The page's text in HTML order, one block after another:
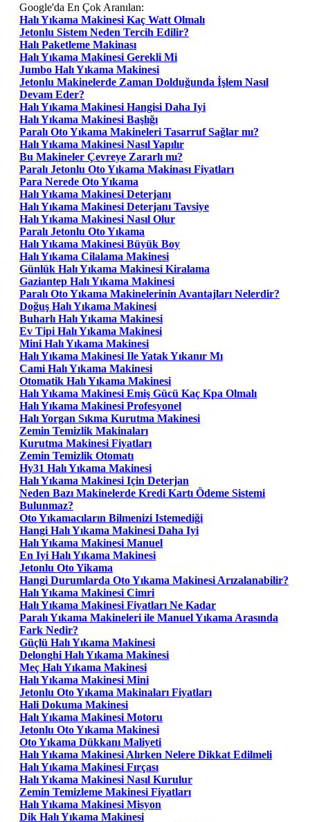
Google'da En Çok Aranılan:
Halı Yıkama Makinesi Kaç Watt Olmalı
Jetonlu Sistem Neden Tercih Edilir?
Halı Paketleme Makinası
Halı Yıkama Makinesi Gerekli Mi
Jumbo Halı Yıkama Makinesi
Jetonlu Makinelerde Zaman Dolduğunda İşlem Nasıl
Devam Eder?
Halı Yıkama Makinesi Hangisi Daha Iyi
Halı Yıkama Makinesi Başlığı
Paralı Oto Yıkama Makineleri Tasarruf Sağlar mı?
Halı Yıkama Makinesi Nasıl Yapılır
Bu Makineler Çevreye Zararlı mı?
Paralı Jetonlu Oto Yıkama Makinası Fiyatları
Para Nerede Oto Yıkama
Halı Yıkama Makinesi Deterjanı
Halı Yıkama Makinesi Deterjanı Tavsiye
Halı Yıkama Makinesi Nasıl Olur
Paralı Jetonlu Oto Yıkama
Halı Yıkama Makinesi Büyük Boy
Halı Yıkama Cilalama Makinesi
Günlük Halı Yıkama Makinesi Kiralama
Gaziantep Halı Yıkama Makinesi
Paralı Oto Yıkama Makinelerinin Avantajları Nelerdir?
Doğuş Halı Yıkama Makinesi
Buharlı Halı Yıkama Makinesi
Ev Tipi Halı Yıkama Makinesi
Mini Halı Yıkama Makinesi
Halı Yıkama Makinesi Ile Yatak Yıkanır Mı
Cami Halı Yıkama Makinesi
Otomatik Halı Yıkama Makinesi
Halı Yıkama Makinesi Emiş Gücü Kaç Kpa Olmalı
Halı Yıkama Makinesi Profesyonel
Halı Yorgan Sıkma Kurutma Makinesi
Zemin Temizlik Makinaları
Kurutma Makinesi Fiyatları
Zemin Temizlik Otomatı
Hy31 Halı Yıkama Makinesi
Halı Yıkama Makinesi Için Deterjan
Neden Bazı Makinelerde Kredi Kartı Ödeme Sistemi
Bulunmaz?
Oto Yıkamacıların Bilmenizi Istemediği
Hangi Halı Yıkama Makinesi Daha Iyi
Halı Yıkama Makinesi Manuel
En Iyi Halı Yıkama Makinesi
Jetonlu Oto Yikama
Hangi Durumlarda Oto Yıkama Makinesi Arızalanabilir?
Halı Yıkama Makinesi Cimri
Halı Yıkama Makinesi Fiyatları Ne Kadar
Paralı Yıkama Makineleri ile Manuel Yıkama Arasında
Fark Nedir?
Güçlü Halı Yıkama Makinesi
Delonghi Halı Yıkama Makinesi
Meç Halı Yıkama Makinesi
Halı Yıkama Makinesi Mini
Jetonlu Oto Yıkama Makinaları Fiyatları
Hali Dokuma Makinesi
Halı Yıkama Makinesi Motoru
Jetonlu Oto Yıkama Makinesi
Oto Yıkama Dükkanı Maliyeti
Halı Yıkama Makinesi Alırken Nelere Dikkat Edilmeli
Halı Yıkama Makinesi Fırçası
Halı Yıkama Makinesi Nasıl Kurulur
Zemin Temizleme Makinesi Fiyatları
Halı Yıkama Makinesi Misyon
Dik Halı Yıkama Makinesi